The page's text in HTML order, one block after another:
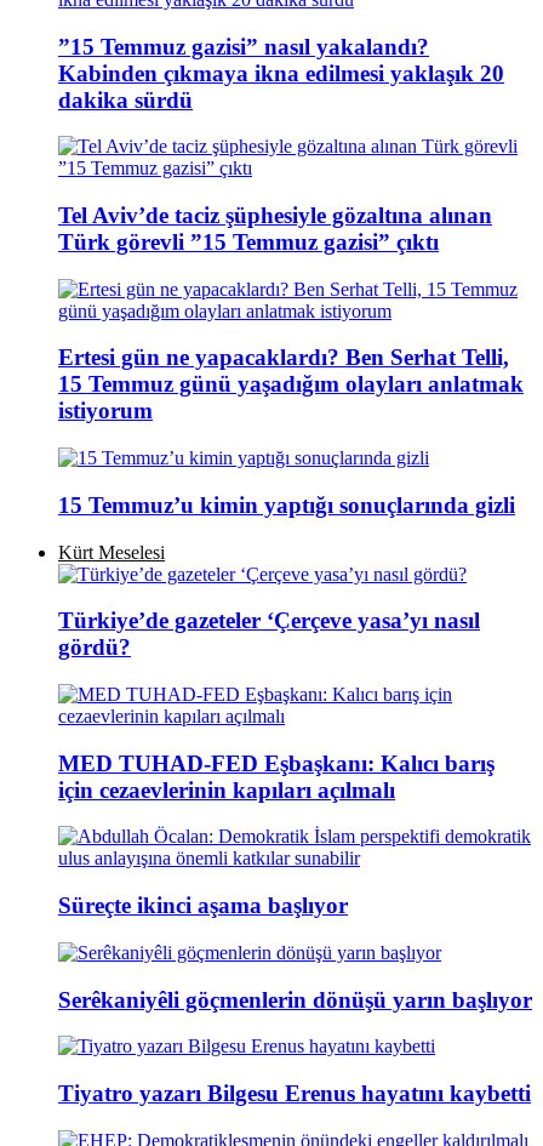
”15 Temmuz gazisi” nasıl yakalandı?
Kabinden çıkmaya ikna edilmesi yaklaşık 20
dakika sürdü
Tel Aviv’de taciz şüphesiyle gözaltına alınan
Türk görevli ”15 Temmuz gazisi” çıktı
Ertesi gün ne yapacaklardı? Ben Serhat Telli,
15 Temmuz günü yaşadığım olayları anlatmak
istiyorum
15 Temmuz’u kimin yaptığı sonuçlarında gizli
Kürt Meselesi
Türkiye’de gazeteler ‘Çerçeve yasa’yı nasıl
gördü?
MED TUHAD-FED Eşbaşkanı: Kalıcı barış
için cezaevlerinin kapıları açılmalı
Süreçte ikinci aşama başlıyor
Serêkaniyêli göçmenlerin dönüşü yarın başlıyor
Tiyatro yazarı Bilgesu Erenus hayatını kaybetti